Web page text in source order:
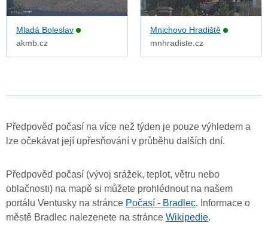
Mladá Boleslav
akmb.cz
Mnichovo Hradiště
mnhradiste.cz
Předpověď počasí na více než týden je pouze výhledem a
lze očekávat její upřesňování v průběhu dalších dní.
Předpověď počasí (vývoj srážek, teplot, větru nebo
oblačnosti) na mapě si můžete prohlédnout na našem
portálu Ventusky na stránce Počasí - Bradlec. Informace o
městě Bradlec nalezenete na stránce Wikipedie.